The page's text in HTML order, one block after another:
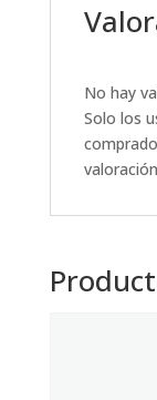
No hay
Solo los